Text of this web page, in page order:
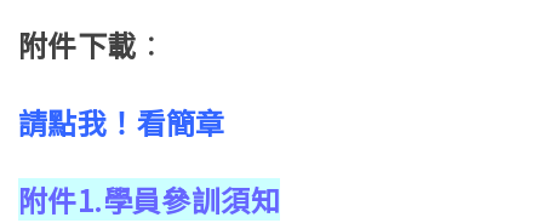
附件下載 ：
請點我！看簡章
附件1.學員參訓須知